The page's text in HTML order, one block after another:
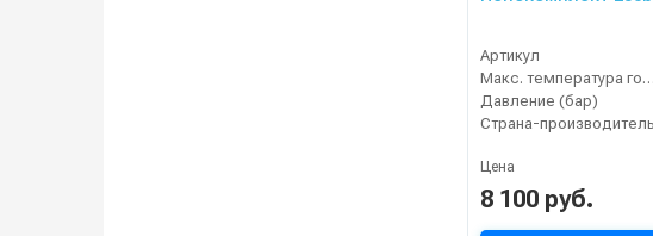
Артикул
Макс. температура горячей воды (°C)
Давление (бар)
Страна-производитель
Цена
8 100 руб.